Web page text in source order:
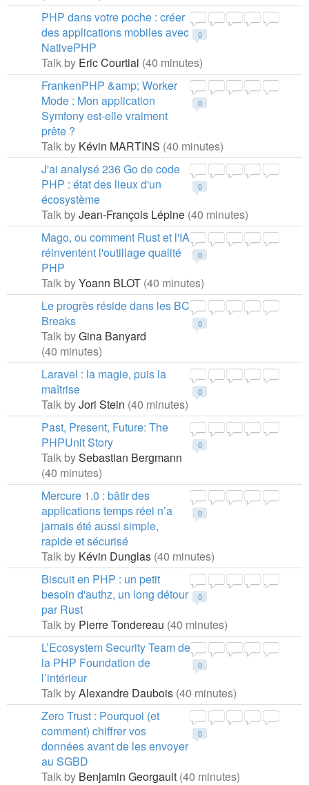
0
PHP dans votre poche : créer
des applications mobiles avec
NativePHP
Talk by Eric Courtial (40 minutes)
0
FrankenPHP &amp; Worker
Mode : Mon application
Symfony est-elle vraiment
prête ?
Talk by Kévin MARTINS (40 minutes)
0
J'ai analysé 236 Go de code
PHP : état des lieux d'un
écosystème
Talk byJean-François Lépine (40 minutes)
0
Mago, ou comment Rust et l'IA
réinventent l'outillage qualité
PHP
Talk byYoann BLOT (40 minutes)
0
Le progrès réside dans les BC
Breaks
Talk byGina Banyard
(40 minutes)
0
Laravel : la magie, puis la
maîtrise
Talk byJori Stein (40 minutes)
0
Past, Present, Future: The
PHPUnit Story
Talk bySebastian Bergmann
(40 minutes)
0
Mercure 1.0 : bâtir des
applications temps réel n’a
jamais été aussi simple,
rapide et sécurisé
Talk by Kévin Dunglas (40 minutes)
0
Biscuit en PHP : un petit
besoin d'authz, un long détour
par Rust
Talk by Pierre Tondereau (40 minutes)
0
L’Ecosystem Security Team de
la PHP Foundation de
l’intérieur
Talk byAlexandre Daubois (40 minutes)
0
Zero Trust : Pourquoi (et
comment) chiffrer vos
données avant de les envoyer
au SGBD
Talk by Benjamin Georgault (40 minutes)